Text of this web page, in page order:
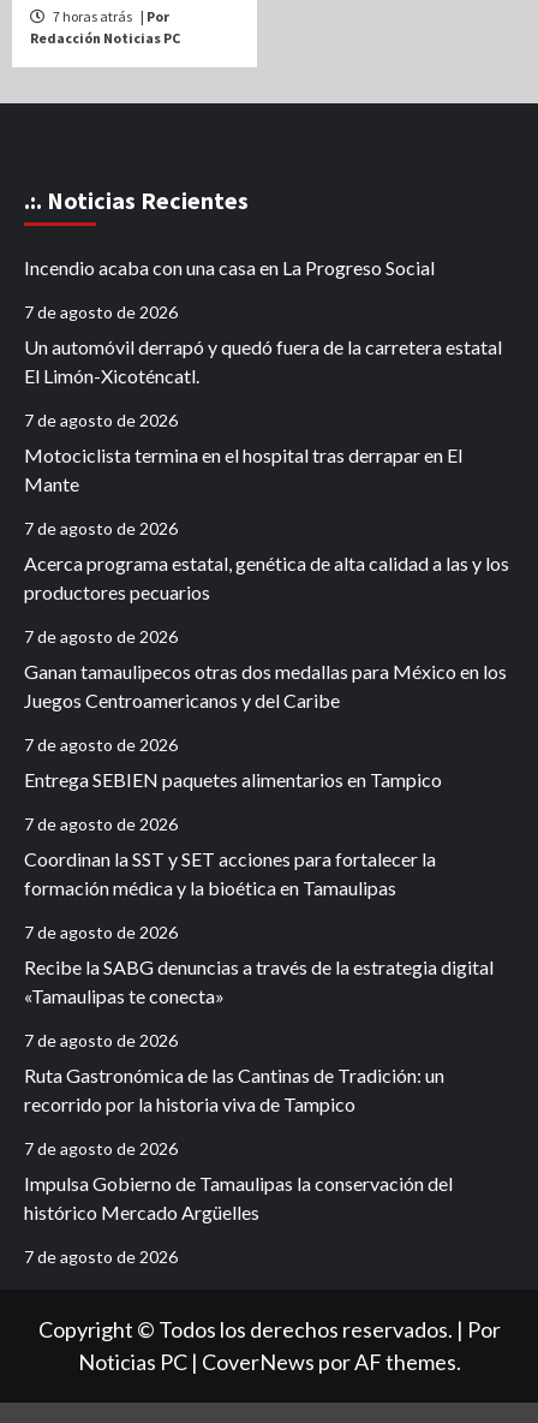
7 horas atrás | Por
Redacción Noticias PC
.:. Noticias Recientes
Incendio acaba con una casa en La Progreso Social
7 de agosto de 2026
Un automóvil derrapó y quedó fuera de la carretera estatal
El Limón-Xicoténcatl.
7 de agosto de 2026
Motociclista termina en el hospital tras derrapar en El
Mante
7 de agosto de 2026
Acerca programa estatal, genética de alta calidad a las y los
productores pecuarios
7 de agosto de 2026
Ganan tamaulipecos otras dos medallas para México en los
Juegos Centroamericanos y del Caribe
7 de agosto de 2026
Entrega SEBIEN paquetes alimentarios en Tampico
7 de agosto de 2026
Coordinan la SST y SET acciones para fortalecer la
formación médica y la bioética en Tamaulipas
7 de agosto de 2026
Recibe la SABG denuncias a través de la estrategia digital
«Tamaulipas te conecta»
7 de agosto de 2026
Ruta Gastronómica de las Cantinas de Tradición: un
recorrido por la historia viva de Tampico
7 de agosto de 2026
Impulsa Gobierno de Tamaulipas la conservación del
histórico Mercado Argüelles
7 de agosto de 2026
Copyright © Todos los derechos reservados. | Por
Noticias PC | CoverNews por AF themes.